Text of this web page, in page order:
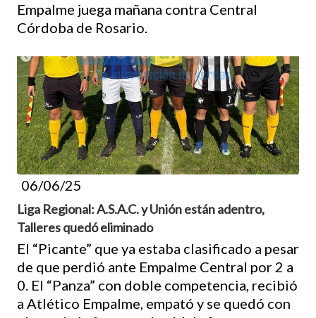
Empalme juega mañana contra Central
Córdoba de Rosario.
06/06/25
Liga Regional: A.S.A.C. y Unión están adentro,
Talleres quedó eliminado
El “Picante” que ya estaba clasificado a pesar
de que perdió ante Empalme Central por 2 a
0. El “Panza” con doble competencia, recibió
a Atlético Empalme, empató y se quedó con